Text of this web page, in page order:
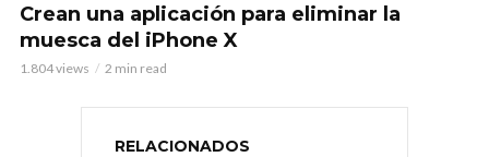
Crean una aplicación para eliminar la
muesca del iPhone X
1.804 views 2 min read
RELACIONADOS